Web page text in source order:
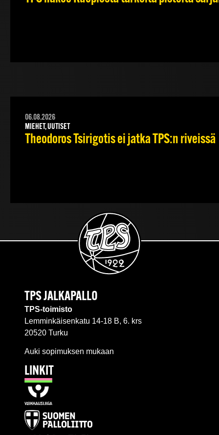
06.08.2026
MIEHET, UUTISET
Theodoros Tsirigotis ei jatka TPS:n riveissä
TPS JALKAPALLO
TPS-toimisto
Lemminkäisenkatu 14-18 B, 6. krs
20520 Turku
Auki sopimuksen mukaan
LINKIT